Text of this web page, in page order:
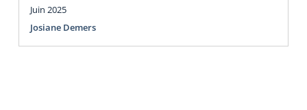
Juin 2025
Josiane Demers